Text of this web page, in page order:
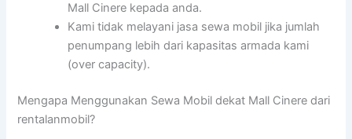
Mall Cinere kepada anda.
Kami tidak melayani jasa sewa mobil jika jumlah
penumpang lebih dari kapasitas armada kami
(over capacity).
Mengapa Menggunakan Sewa Mobil dekat Mall Cinere dari
rentalanmobil?